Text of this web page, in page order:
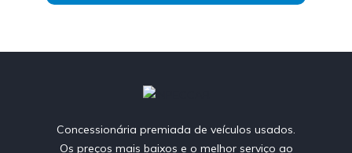
Concessionária premiada de veículos usados.
Os preços mais baixos e o melhor serviço ao